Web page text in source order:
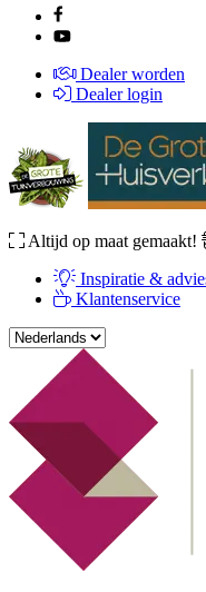
Dealer worden
Dealer login
Altijd op maat gemaakt!
Inspiratie &
Klantenservice